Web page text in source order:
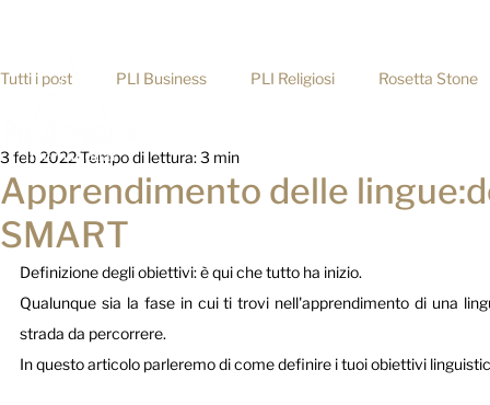
Tutti i post PLI Business PLI Religiosi Rosetta Stone
Consigli pratici
Apprendimento delle
SMART
3 feb 2022Tempo di lettura: 3 min
Definizione degli obiettivi: è qui che tutto ha inizio.
Qualunque sia la fase in cui ti trovi nell'apprendimento di una
strada da percorrere.
In questo articolo parleremo di come definire i tuoi obiettivi